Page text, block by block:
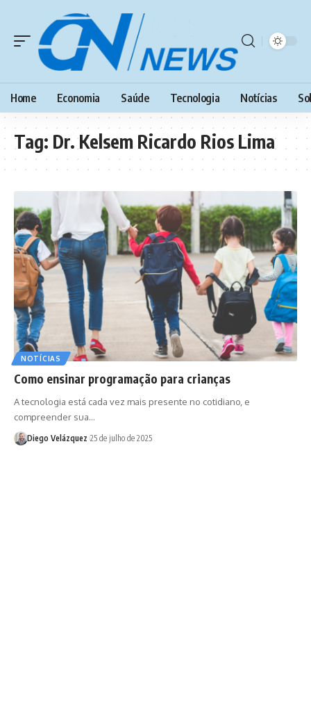
Home Economia Saúde Tecnologia Notícias
Tag: Dr. Kelsem Ricardo Rios Lima
NOTÍCIAS
Como ensinar programação para crianças
A tecnologia está cada vez mais presente no cotidiano, e
compreender sua…
Diego Velázquez 25 de julho de 2025